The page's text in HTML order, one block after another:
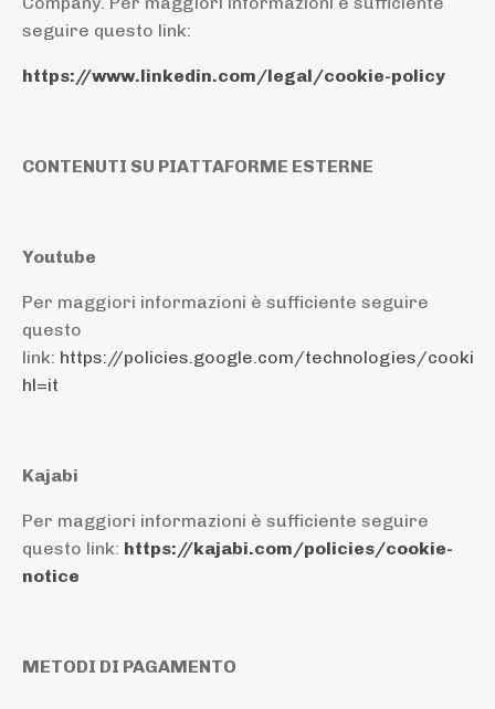
seguire questo link:
https://www.linkedin.com/legal/cookie-policy
CONTENUTI SU PIATTAFORME ESTERNE
Youtube
Per maggiori informazioni è sufficiente seguire
questo
link: https://policies.google.com/technologies/
hl=it
Kajabi
Per maggiori informazioni è sufficiente seguire
questo link: https://kajabi.com/policies/cookie-
notice
METODI DI PAGAMENTO